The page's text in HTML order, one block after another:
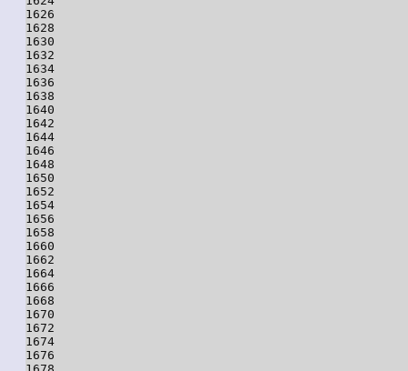
1626
1628
1630
1632
1634
1636
1638
1640
1642
1644
1646
1648
1650
1652
1654
1656
1658
1660
1662
1664
1666
1668
1670
1672
1674
1676